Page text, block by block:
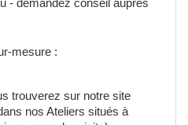
- demandez conseil auprès
mesure :
trouverez sur notre site
nos Ateliers situés à